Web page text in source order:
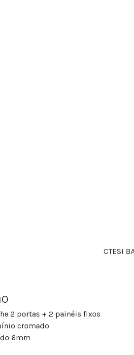
CTESI
2 portas + 2 painéis fixos
cromado
6mm